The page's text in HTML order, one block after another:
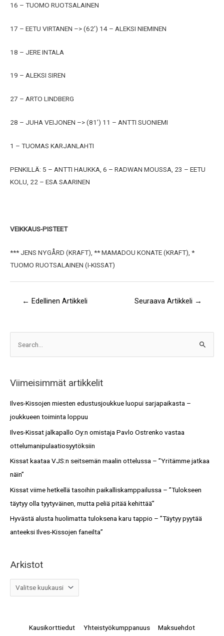
16 – TUOMO RUOTSALAINEN
17 – EETU VIRTANEN –> (62’) 14 – ALEKSI NIEMINEN
18 – JERE INTALA
19 – ALEKSI SIREN
27 – ARTO LINDBERG
28 – JUHA VEIJONEN –> (81’) 11 – ANTTI SUONIEMI
1 – TUOMAS KARJANLAHTI
PENKILLÄ: 5 – ANTTI HAUKKA, 6 – RADWAN MOUSSA, 23 – EETU
KOLU, 22 – ESA SAARINEN
VEIKKAUS-PISTEET
*** JENS NYGÅRD (KRAFT), ** MAMADOU KONATE (KRAFT), *
TUOMO RUOTSALAINEN (I-KISSAT)
← Edellinen Artikkeli Seuraava Artikkeli →
c
h
Viimeisimmät artikkelit
Ilves-Kissojen miesten edustusjoukkue luopui sarjapaikasta –
joukkueen toiminta loppuu
Ilves-Kissat jalkapallo Oy:n omistaja Pavlo Ostrenko vastaa
ottelumanipulaatiosyytöksiin
Kissat kaataa VJS:n seitsemän maalin ottelussa – ”Yritämme jatkaa
näin”
Kissat viime hetkellä tasoihin paikalliskamppailussa – ”Tulokseen
täytyy olla tyytyväinen, mutta peliä pitää kehittää”
Hyvästä alusta huolimatta tuloksena karu tappio – ”Täytyy pyytää
anteeksi Ilves-Kissojen faneilta”
Arkistot
i
t
o
t
Kausikorttiedut Yhteistyökumppanuus Maksuehdot